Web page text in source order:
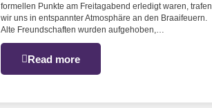
formellen Punkte am Freitagabend erledigt waren, trafen
wir uns in entspannter Atmosphäre an den Braaifeuern.
Alte Freundschaften wurden aufgehoben,…
Read more